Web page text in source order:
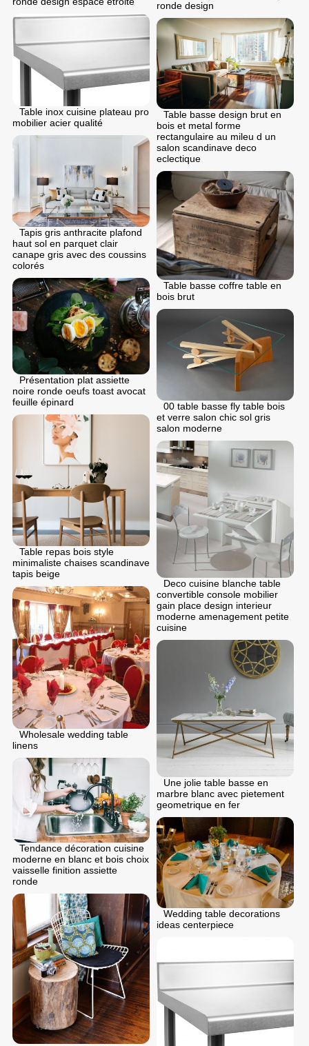
ronde design
Table inox cuisine plateau pro
mobilier acier qualité
Table basse design brut en
bois et metal forme
rectangulaire au mileu d un
salon scandinave deco
eclectique
Tapis gris anthracite plafond
haut sol en parquet clair
canape gris avec des coussins
colorés
Table basse coffre table en
bois brut
Présentation plat assiette
noire ronde oeufs toast avocat
feuille épinard
00 table basse fly table bois
et verre salon chic sol gris
salon moderne
Table repas bois style
minimaliste chaises scandinave
tapis beige
Deco cuisine blanche table
convertible console mobilier
gain place design interieur
moderne amenagement petite
cuisine
Wholesale wedding table
linens
Une jolie table basse en
marbre blanc avec pietement
geometrique en fer
Tendance décoration cuisine
moderne en blanc et bois choix
vaisselle finition assiette
ronde
Wedding table decorations
ideas centerpiece